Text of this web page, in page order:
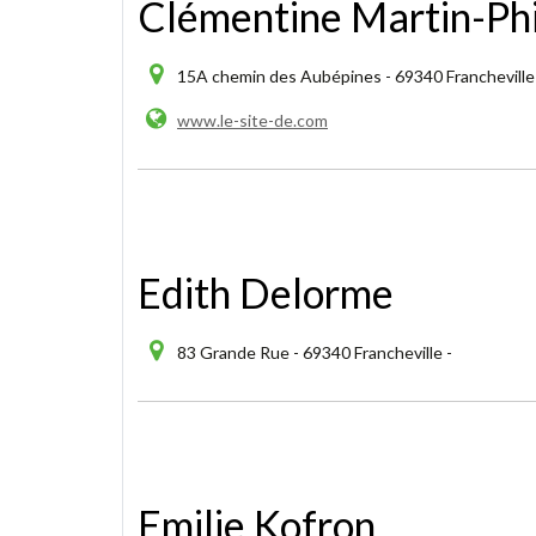
Clémentine Martin-
15A chemin des Aubépines - 69340
www.le-site-de.com
Edith Delorme
83 Grande Rue - 69340 Francheville -
Emilie Kofron